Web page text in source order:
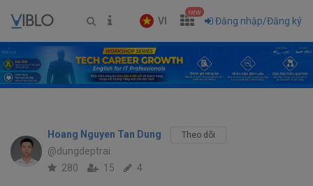
VI
new
Đăng nhập/Đăng ký
Hoang Nguyen Tan Dung
@dungdeptrai
Theo dõi
280 15 4